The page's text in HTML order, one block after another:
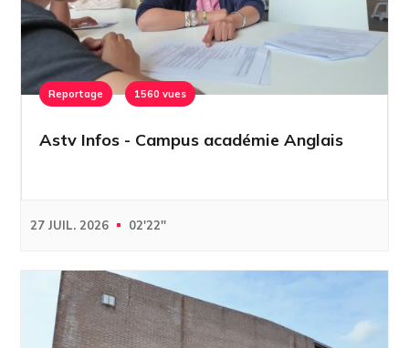
Reportage 1560 vues
Astv Infos - Campus académie Anglais
27 JUIL. 2026 02'22''